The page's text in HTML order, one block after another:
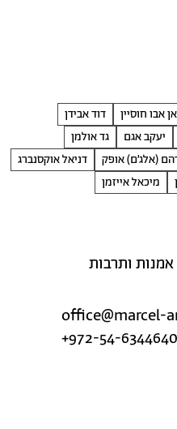
אבו חוסיין
דוד אבידן
יעקב אגם
גד אולמן
(אלג׳ם) אופק
דניאל אוקסנברג
מיכאל אייזמן
ותרבות
office@marcel-
+972-54-6344640